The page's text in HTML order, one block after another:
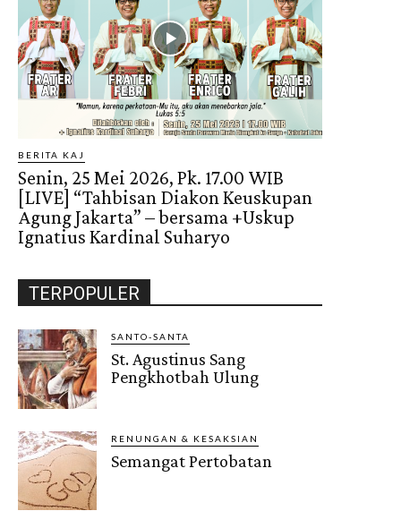
BERITA KAJ
Senin, 25 Mei 2026, Pk. 17.00 WIB
[LIVE] “Tahbisan Diakon Keuskupan
Agung Jakarta” – bersama +Uskup
Ignatius Kardinal Suharyo
TERPOPULER
SANTO-SANTA
St. Agustinus Sang
Pengkhotbah Ulung
RENUNGAN & KESAKSIAN
Semangat Pertobatan